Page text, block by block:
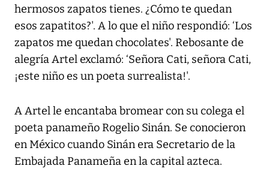
hermosos zapatos tienes. ¿Cómo te quedan
esos zapatitos?'. A lo que el niño respondió: ‘Los
zapatos me quedan chocolates'. Rebosante de
alegría Artel exclamó: ‘Señora Cati, señora Cati,
¡este niño es un poeta surrealista!'.
A Artel le encantaba bromear con su colega el
poeta panameño Rogelio Sinán. Se conocieron
en México cuando Sinán era Secretario de la
Embajada Panameña en la capital azteca.